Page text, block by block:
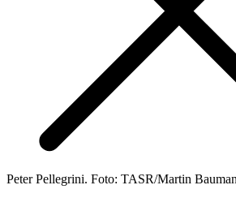
Peter Pellegrini. Foto: TASR/Martin